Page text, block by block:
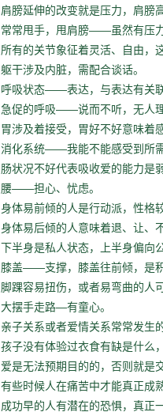
肩膀延伸的改变就是压力，肩膀
常常甩手，甩肩膀——虽然有压
所有的关节象征着灵活、自由，
躯干涉及内脏，需配合谈话。
呼吸状态——表达，与表达有关
急促的呼吸——说而不听，无人
胃涉及着接受，胃好不好意味着
消化系统——我能不能感受到所
肠状况不好代表吸收爱的能力是
腰——担心、忧虑。
身体易前倾的人是行动派，性格
身体易后倾的人意味着退、让、
下半身是私人状态，上半身偏向
膝盖——支撑，膝盖往前倾，是
脚踝容易扭伤，或者易弯曲的人
大摆手走路—有童心。
亲子关系或者爱情关系常常发生
孩子没有体验过衣食有缺是什么
爱是无法预期目的的，否则就是
有些时候人在痛苦中才能真正成熟
成功早的人有潜在的恐惧，真正